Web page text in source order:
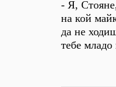
- Я,
на кой
да не
тебе младо